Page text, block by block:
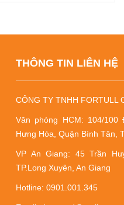
THÔNG TIN LIÊN HỆ
CÔNG TY TNHH FORTULL
Văn phòng HCM: 104/
Hưng Hòa, Quận Bình Tân,
VP An Giang: 45 Trần
TP.Long Xuyên, An Giang
Hotline: 0901.001.345